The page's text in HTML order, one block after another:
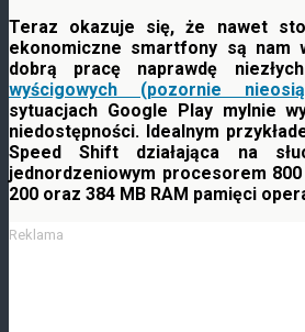
Teraz okazuje się, że nawet
ekonomiczne smartfony są nam
dobrą pracę naprawdę
wyścigowych (pozornie
sytuacjach Google Play mylnie
niedostępności. Idealnym
Speed Shift działająca na
jednordzeniowym procesorem
200 oraz 384 MB RAM pamięci
Reklama